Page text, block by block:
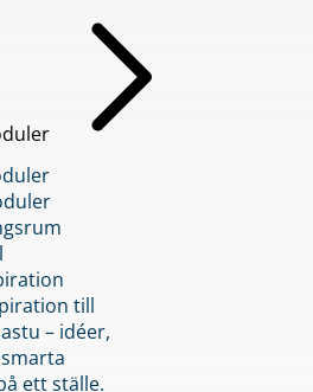
till
– idéer,
ett ställe.